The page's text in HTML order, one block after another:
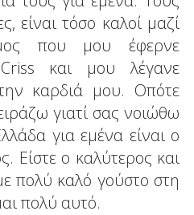
είναι τόσο καλοί μαζί
που μου έφερνε
και μου λέγανε
καρδιά μου. Οπότε
γιατί σας νοιώθω
για εμένα είναι ο
Είστε ο καλύτερος και
πολύ καλό γούστο στη
πολύ αυτό.